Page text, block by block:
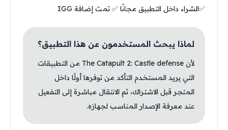
✅الشراء داخل التطبيق مجانًا ✅ تمت إضافة IGG
لماذا يبحث المستخدمون عن هذا التطبيق؟
لأن The Catapult 2: Castle defense من التطبيقات
التي يريد المستخدم التأكد من توفرها أولًا داخل
المتجر قبل الاشتراك، ثم الانتقال مباشرة إلى التفعيل
عند معرفة الإصدار المناسب لجهازه.